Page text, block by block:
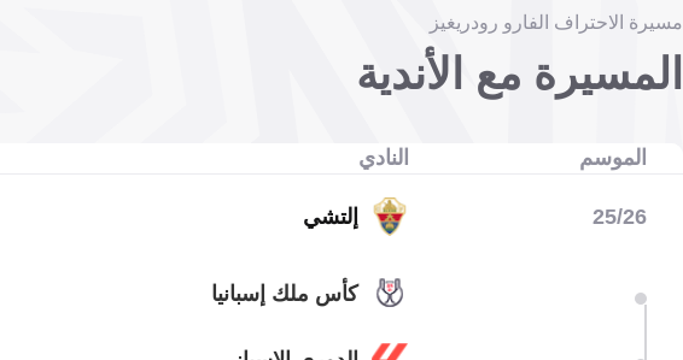
مسيرة الاحتراف الفارو رودريغيز
المسيرة مع الأندية
الموسم النادي
25/26 إلتشي
كأس ملك إسبانيا